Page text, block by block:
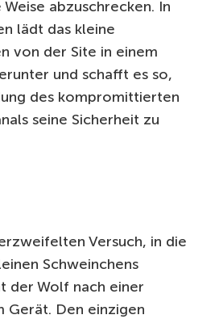
abzuschrecken. In
lädt das kleine
von der Site in einem
und schafft es so,
des kompromittierten
seine Sicherheit zu
Versuch, in die
Schweinchens
der Wolf nach einer
Gerät. Den einzigen